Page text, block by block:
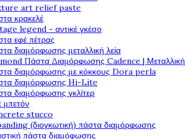
art relief paste
κρακελέ
legend - αντικέ γκέσο
εφέ πέτρας
διαμόρφωσης μεταλλική λεία
Πάστα Διαμόρφωσης Cadence |
διαμόρφωσης με κόκκους Dora perla
διαμόρφωσης Hi-Lite
διαμόρφωσης γκλίτερ
μπετόν
stucco
(διογκωτική) πάστα διαμόρφωσης
πάστα διαμόφωσης